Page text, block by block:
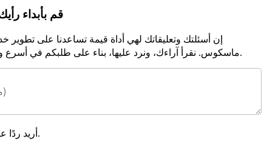
قم بأبداء
إن أسئلتك وتعليقاتك لهي أداة قيمة تساعدنا على تطوير
ماسكوس. نقرأ آراءك، ونرد عليها، بناء على طلبكم في أسرع وقت ممكن.
أريد ردًا على رأيي.